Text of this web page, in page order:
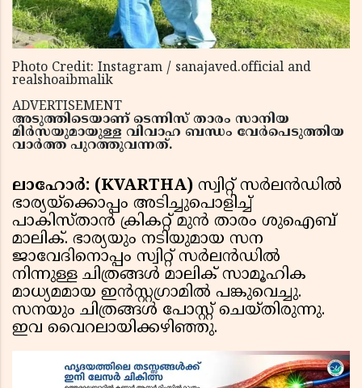
Photo Credit: Instagram / sanajaved.official and
realshoaibmalik
ADVERTISEMENT
അടുത്തിടെയാണ് ടെന്നിസ് താരം സാനിയ
മിര്‍സയുമായുള്ള വിവാഹ ബന്ധം വേര്‍പെടുത്തിയ
വാര്‍ത്ത പുറത്തുവന്നത്.
ലാഹോര്‍: (KVARTHA) സ്വിറ്റ് സര്‍ലന്‍ഡില്‍
ഭാര്യയ്‌ക്കൊപ്പം അടിച്ചുപൊളിച്ച്
പാകിസ്താന്‍ ക്രികറ്റ് മുന്‍ താരം ശുഐബ്
മാലിക്. ഭാര്യയും നടിയുമായ സന
ജാവേദിനൊപ്പം സ്വിറ്റ് സര്‍ലന്‍ഡില്‍
നിന്നുള്ള ചിത്രങ്ങള്‍ മാലിക് സാമൂഹിക
മാധ്യമമായ ഇന്‍സ്റ്റഗ്രാമില്‍ പങ്കുവെച്ചു.
സനയും ചിത്രങ്ങള്‍ പോസ്റ്റ് ചെയ്തിരുന്നു.
ഇവ വൈറലായിക്കഴിഞ്ഞു.